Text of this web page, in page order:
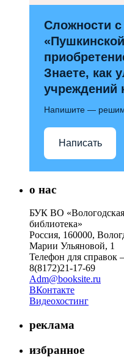
Сложности
Знаете, как
учреждений
Напишите —
Написать
о нас
БУК ВО «Вологодская
библиотека»
Россия, 160000,
Марии Ульяновой, 1
Телефон для справок –
8(8172)21-17-69
Adm@booksite.ru
ВКонтакте
Видеохостинг
реклама
избранное